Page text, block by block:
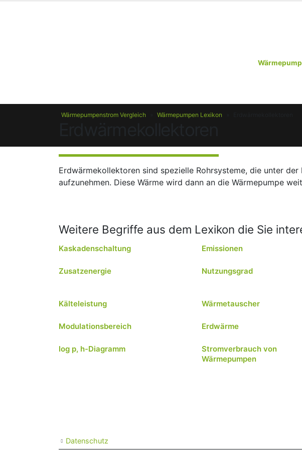
Wärmepumpenstrom Vergleich Wärmepumpen Lexikon
Erdwärmekollektoren sind spezielle Rohrsysteme, die unter
aufzunehmen. Diese Wärme wird dann an die Wärmepumpe
Weitere Begriffe aus dem Lexikon die Sie
Kaskadenschaltung Emissionen
Zusatzenergie Nutzungsgrad
Kälteleistung Wärmetauscher
Modulationsbereich Erdwärme
log p, h-Diagramm
Stromverbrauch von
Wärmepumpen
Datenschutz